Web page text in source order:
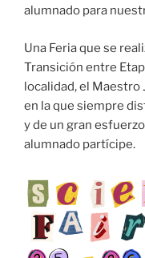
alumnado para
Una Feria que se
Transición entre
localidad, el Maestro
en la que siempre
y de un gran
alumnado partícipe.